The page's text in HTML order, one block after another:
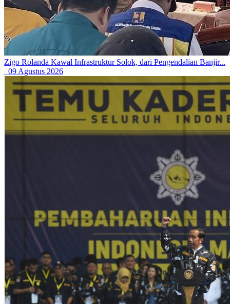
Zigo Rolanda Kawal Infrastruktur Solok, dari Pengendalian Banjir...
09 Agustus 2026